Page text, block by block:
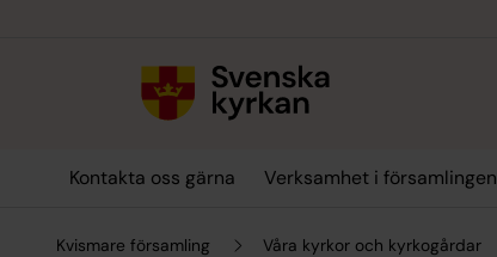
Kontakta oss gärna Verksamhet i församlingen
Kvismare församling Våra kyrkor och kyrkogårdar